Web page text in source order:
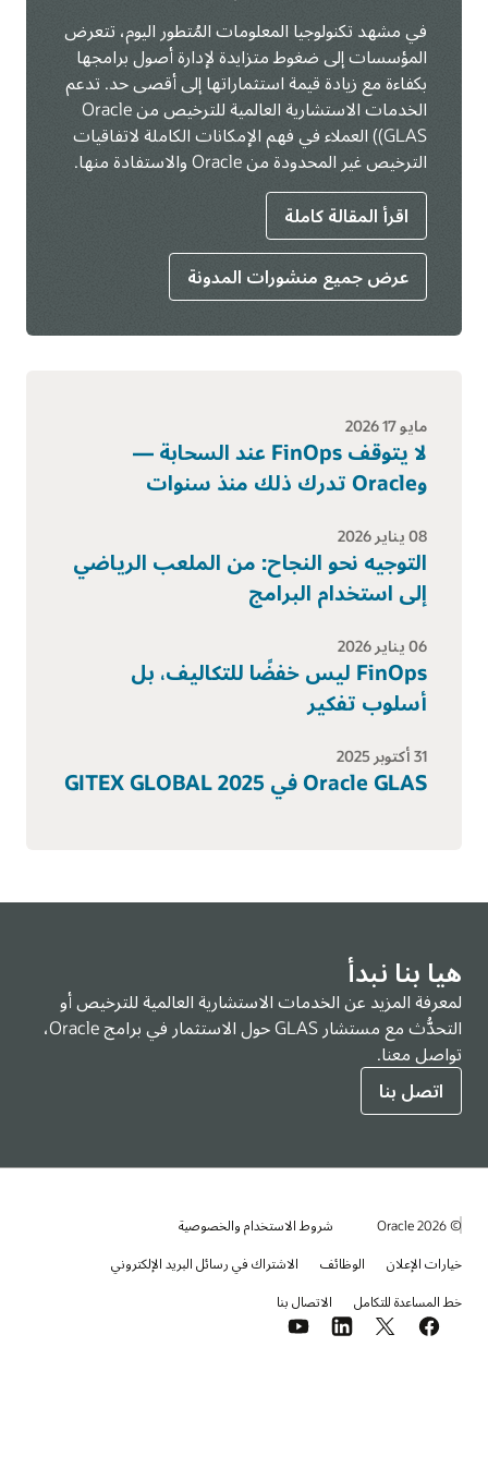
في مشهد تكنولوجيا المعلومات المُتطور اليوم، تتعرض
المؤسسات إلى ضغوط متزايدة لإدارة أصول برامجها
بكفاءة مع زيادة قيمة استثماراتها إلى أقصى حد. تدعم
الخدمات الاستشارية العالمية للترخيص من Oracle
(GLAS) العملاء في فهم الإمكانات الكاملة لاتفاقيات
الترخيص غير المحدودة من Oracle والاستفادة منها.
اقرأ المقالة كاملة
عرض جميع منشورات المدونة
مايو 17؜ 2026
لا يتوقف FinOps عند السحابة —
وOracle تدرك ذلك منذ سنوات
08 يناير 2026
التوجيه نحو النجاح: من الملعب الرياضي
إلى استخدام البرامج
06 يناير 2026
FinOps ليس خفضًا للتكاليف، بل
أسلوب تفكير
31 أكتوبر 2025
Oracle GLAS في GITEX GLOBAL 2025
هيا بنا نبدأ
لمعرفة المزيد عن الخدمات الاستشارية العالمية للترخيص أو
التحدُّث مع مستشار GLAS حول الاستثمار في برامج Oracle،
تواصل معنا.
اتصل بنا
© 2026 Oracle شروط الاستخدام والخصوصية
خيارات الإعلان الوظائف الاشتراك في رسائل البريد الإلكتروني
خط المساعدة للتكامل الاتصال بنا
Facebook
X
LinkedIn
YouTube